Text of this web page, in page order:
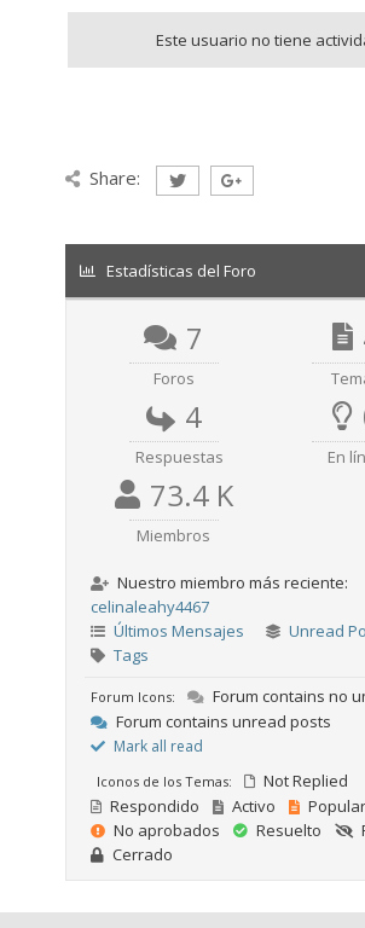
Este usuario no tiene
Share:
Estadísticas del Foro
7
Foros
4
Respuestas En
73.4 K
Miembros
Nuestro miembro más reciente:
celinaleahy4467
Últimos Mensajes
Unread
Tags
Forum Icons:
Forum contains no
Forum contains unread posts
Mark all read
Iconos de los Temas:
Not Replied
Respondido
Activo Popular
No aprobados
Resuelto
Cerrado